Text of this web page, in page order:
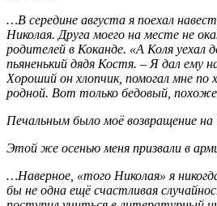
…В середине августа я поехал
Николая. Друга моего на месте не
родителей в Коканде. «А Коля уехал
пьяненький дядя Костя. – Я дал ему
Хороший он хлопчик, помогал мне по
родной. Вот только бедовый,
Печальным было моё возвращение на
Этой же осенью меня призвали в
…Наверное, «того Николая» я
бы не одна ещё счастливая